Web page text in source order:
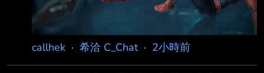
callhek · 希洽 C_Chat· 2小時前